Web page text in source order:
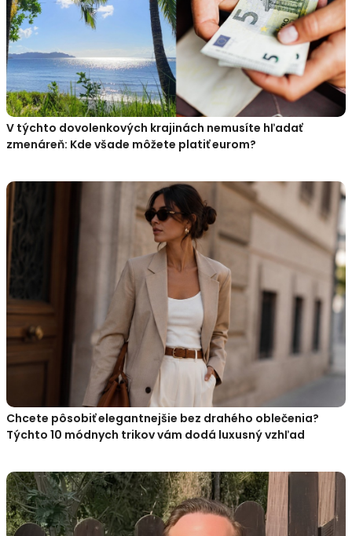
V týchto dovolenkových krajinách nemusíte hľadať
zmenáreň: Kde všade môžete platiť eurom?
Chcete pôsobiť elegantnejšie bez drahého oblečenia?
Týchto 10 módnych trikov vám dodá luxusný vzhľad